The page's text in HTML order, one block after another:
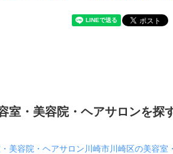
室・美容院・ヘアサロンを探
美容院・ヘアサロン 川崎市川崎区の美容室